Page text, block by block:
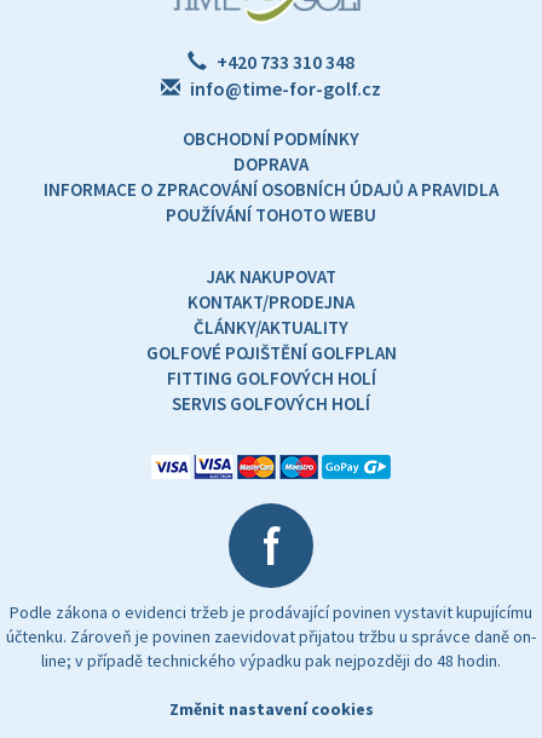
+420 733 310 348
info@time-for-golf.cz
OBCHODNÍ PODMÍNKY
DOPRAVA
INFORMACE O ZPRACOVÁNÍ OSOBNÍCH ÚDAJŮ A PRAVIDLA
POUŽÍVÁNÍ TOHOTO WEBU
JAK NAKUPOVAT
KONTAKT/PRODEJNA
ČLÁNKY/AKTUALITY
GOLFOVÉ POJIŠTĚNÍ GOLFPLAN
FITTING GOLFOVÝCH HOLÍ
SERVIS GOLFOVÝCH HOLÍ
f
Podle zákona o evidenci tržeb je prodávající povinen vystavit kupujícímu
účtenku. Zároveň je povinen zaevidovat přijatou tržbu u správce daně on-
line; v případě technického výpadku pak nejpozději do 48 hodin.
Změnit nastavení cookies